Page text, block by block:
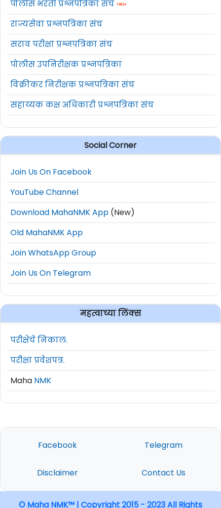
पोलीस भरती प्रश्नपत्रिका संच
राज्यसेवा प्रश्नपत्रिका संच
सराव परीक्षा प्रश्नपत्रिका संच
पोलीस उपनिरीक्षक प्रश्नपत्रिका
विक्रीकर निरीक्षक प्रश्नपत्रिका संच
सहाय्यक कक्ष अधिकारी प्रश्नपत्रिका संच
Social Corner
Join Us On Facebook
YouTube Channel
Download MahaNMK App (New)
Old MahaNMK App
Join WhatsApp Group
Join Us On Telegram
महत्वाच्या लिंक्स
परीक्षेचे निकाल.
परीक्षा प्रवेशपत्र.
Maha NMK
Facebook Telegram
Disclaimer Contact Us
© Maha NMK™ | Copyright 2015 - 2023 All Rights